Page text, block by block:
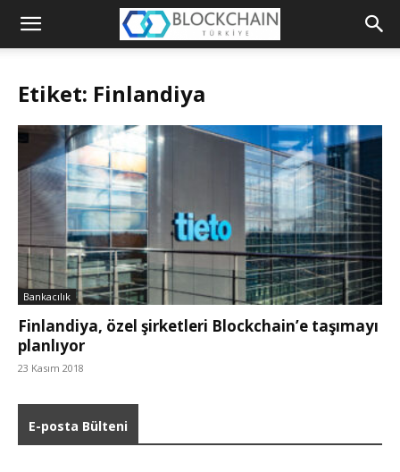
Blockchain
Etiket: Finlandiya
Bankacılık
Finlandiya, özel şirketleri Blockchain’e taşımayı
planlıyor
23 Kasım 2018
E-posta Bülteni